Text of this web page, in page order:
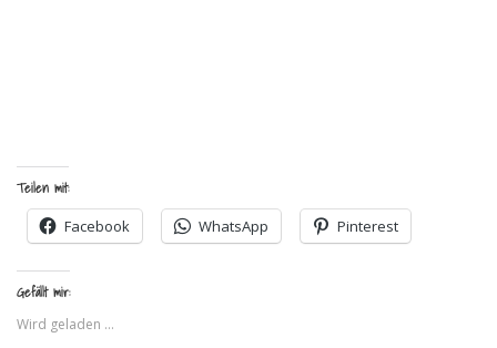
Teilen mit:
Facebook WhatsApp Pinterest
Gefällt mir:
Wird geladen …